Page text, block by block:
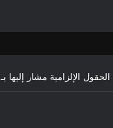
الحقول الإلزامية مشار إليها بـ